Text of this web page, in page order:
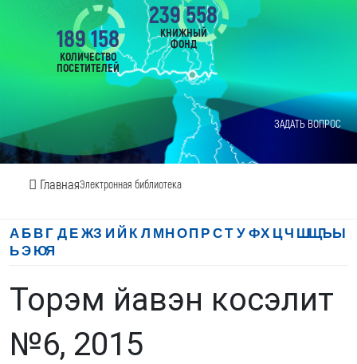
ЗАДАТЬ ВОПРОС
ГлавнаяЭлектронная библиотека
189 158
КОЛИЧЕСТВО
ПОСЕТИТЕЛЕЙ
239 558
КНИЖНЫЙ
ФОНД
АБВГ ДЕЖЗ И Й К Л МНОП РСТ УФХ ЦЧ ШЩЪЫ
ЬЭЮЯ
Торэм йавэн косэлит
№6, 2015